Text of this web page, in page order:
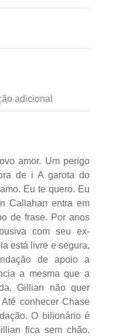
adicional
amor. Um perigo
de i A garota do
Eu te quero. Eu
Callahan entra em
de frase. Por anos
com seu ex-
está livre e segura,
de apoio a
a mesma que a
Gillian não quer
conhecer Chase
O bilionário é
fica sem chão.